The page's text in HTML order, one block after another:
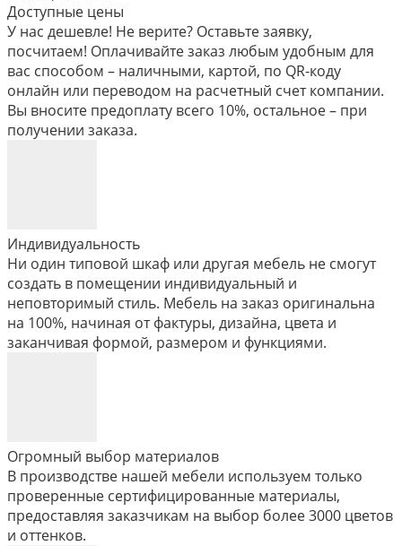
Доступные цены
У нас дешевле! Не верите? Оставьте заявку,
посчитаем! Оплачивайте заказ любым удобным для
вас способом – наличными, картой, по QR-коду
онлайн или переводом на расчетный счет компании.
Вы вносите предоплату всего 10%, остальное – при
получении заказа.
Индивидуальность
Ни один типовой шкаф или другая мебель не смогут
создать в помещении индивидуальный и
неповторимый стиль. Мебель на заказ оригинальна
на 100%, начиная от фактуры, дизайна, цвета и
заканчивая формой, размером и функциями.
Огромный выбор материалов
В производстве нашей мебели используем только
проверенные сертифицированные материалы,
предоставляя заказчикам на выбор более 3000 цветов
и оттенков.